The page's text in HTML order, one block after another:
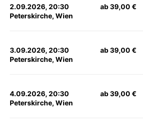
2.09.2026, 20:30
Peterskirche, Wien
ab 39,00 €
3.09.2026, 20:30
Peterskirche, Wien
ab 39,00 €
4.09.2026, 20:30
Peterskirche, Wien
ab 39,00 €